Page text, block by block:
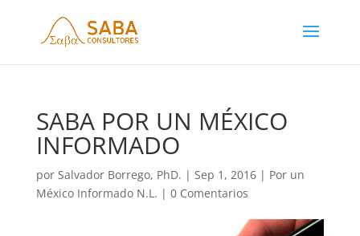
SABA POR UN MÉXICO
INFORMADO
por Salvador Borrego, PhD. | Sep 1, 2016| Por un
México Informado N.L. | 0 Comentarios